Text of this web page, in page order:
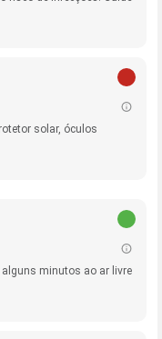
solar, óculos
alguns minutos ao ar livre